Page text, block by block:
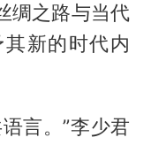
绸之路与当代
新的时代内
言。”李少君